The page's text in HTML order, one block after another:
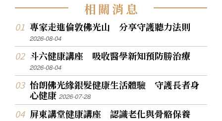
相關消息
專家走進倫敦佛光山 分享守護聽力法則
2026-08-04
斗六健康講座 吸收醫學新知預防勝治療
2026-08-04
怡朗佛光緣銀髮健康生活體驗 守護長者身
心健康2026-07-28
屏東講堂健康講座 認識老化與骨骼保養